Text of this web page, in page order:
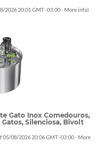
2026 20:01 GMT -03:00 - More info)
Gato Inox Comedouros,
Silenciosa, Bivolt
05/08/2026 20:06 GMT -03:00 - More